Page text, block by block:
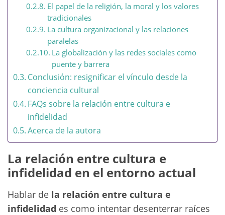
El papel de la religión, la moral y los valores
tradicionales
La cultura organizacional y las relaciones
paralelas
La globalización y las redes sociales como
puente y barrera
Conclusión: resignificar el vínculo desde la
conciencia cultural
FAQs sobre la relación entre cultura e
infidelidad
Acerca de la autora
La relación entre cultura e
infidelidad en el entorno actual
Hablar de la relación entre cultura e
infidelidad es como intentar desenterrar raíces